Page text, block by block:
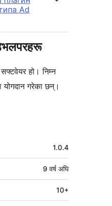
Ad
हो। निम्न
योगदान गरेका छन्।
1.0.4
9 वर्ष अघि
10+